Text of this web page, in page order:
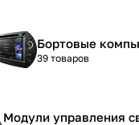
Бортовые
39 товаров
Модули управления